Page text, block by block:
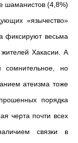
шаманистов (4,8%)
«язычество»
фиксируют весьма
Хакасии. А
сомнительное, но
атеизма тоже
порядка
черта почти всех
связки в